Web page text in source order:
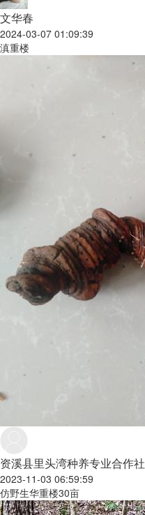
文华春
2024-03-07 01:09:39
滇重楼
资溪县里头湾种养专业合作社
2023-11-03 06:59:59
仿野生华重楼30亩